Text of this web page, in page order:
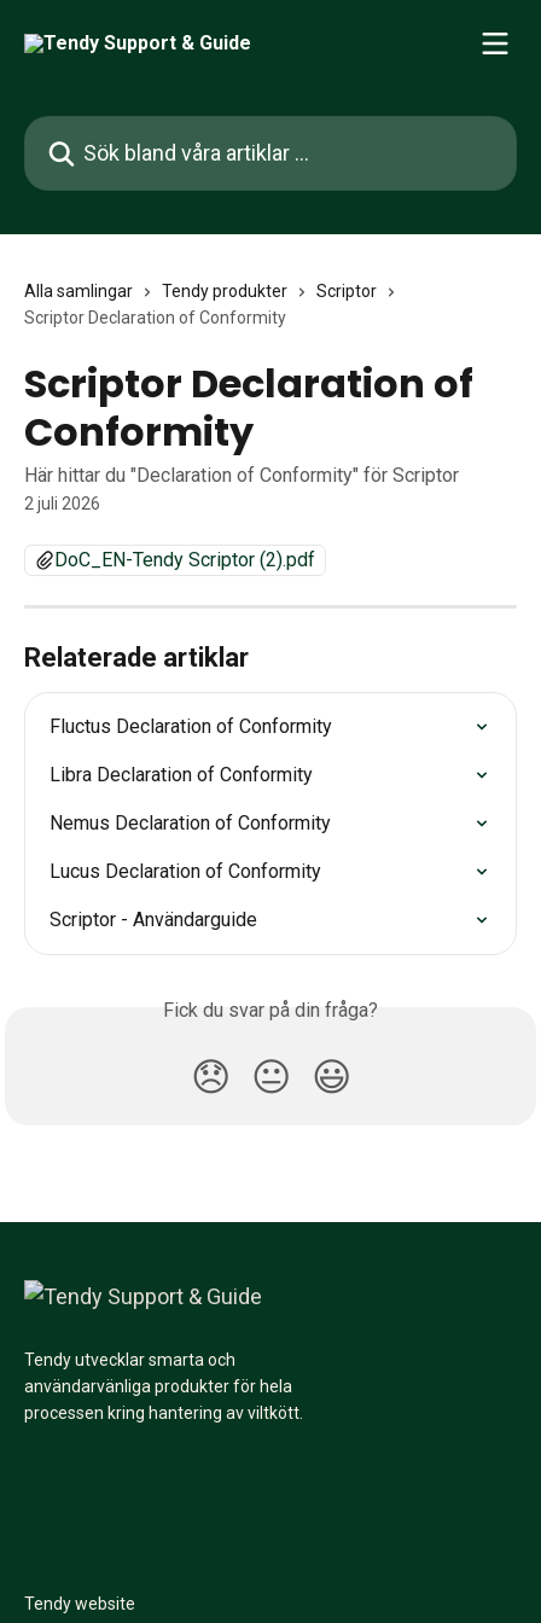
Sök bland våra artiklar …
Alla samlingar Tendy produkter
Scriptor
Scriptor Declaration of Conformity
Scriptor Declaration of
Conformity
Här hittar du "Declaration of Conformity" för Scriptor
2 juli 2026
DoC_EN-Tendy Scriptor (2).pdf
Relaterade artiklar
Fluctus Declaration of Conformity
Libra Declaration of Conformity
Nemus Declaration of Conformity
Lucus Declaration of Conformity
Scriptor - Användarguide
Fick du svar på din fråga?
😞 😐 😃
Tendy utvecklar smarta och
användarvänliga produkter för hela
processen kring hantering av viltkött.
Tendy website